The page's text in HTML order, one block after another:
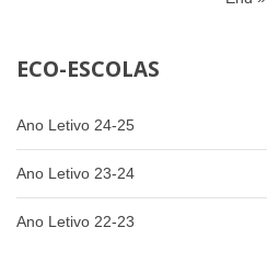
ECO-ESCOLAS
Ano Letivo 24-25
Ano Letivo 23-24
Ano Letivo 22-23